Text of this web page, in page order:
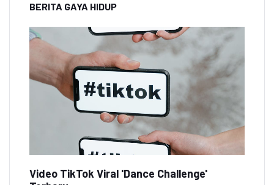
BERITA GAYA HIDUP
Video TikTok Viral 'Dance Challenge'